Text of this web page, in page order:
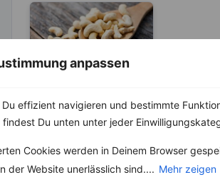
anpassen
effizient navigieren und bestimmte
Du unten unter jeder
Cookies werden in Deinem Browser
der Website unerlässlich sind.... Mehr zeigen
Cashewkerne –
„Nuss“-
Alternative
Cashewkerne werden
oft als Cashewnüsse